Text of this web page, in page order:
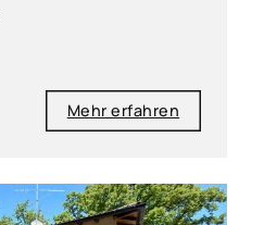
Mehr erfahren